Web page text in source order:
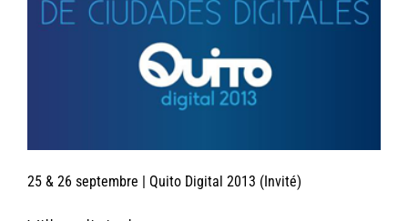
25 & 26 septembre | Quito Digital 2013 (Invité)